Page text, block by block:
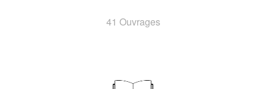
41 Ouvrages